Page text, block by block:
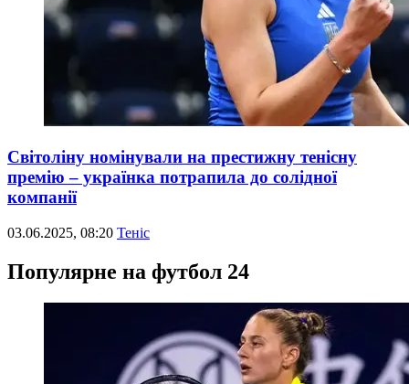
Світоліну номінували на престижну тенісну
премію – українка потрапила до солідної
компанії
03.06.2025, 08:20 Теніс
Популярне на футбол 24